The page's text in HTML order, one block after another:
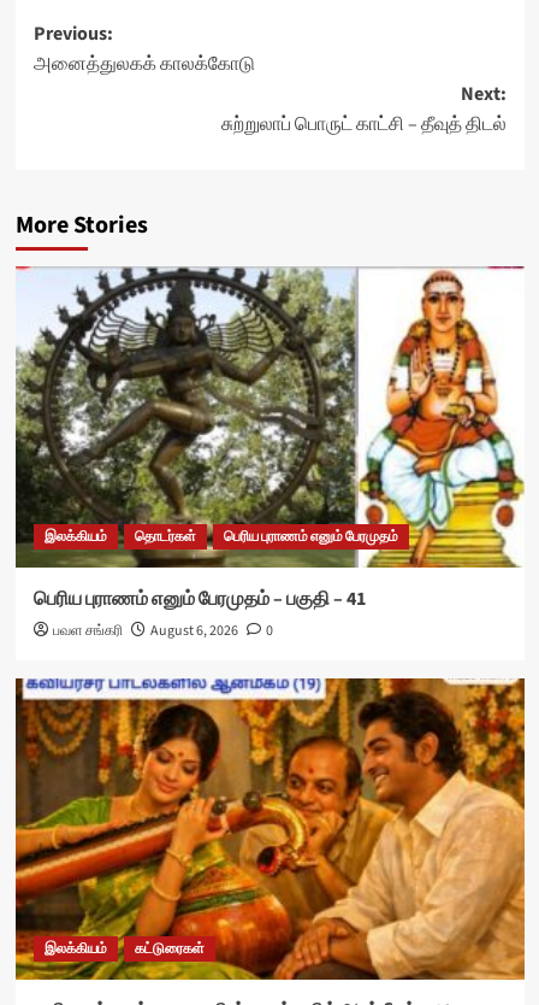
Post
navigation
Previous:
அனைத்துலகக் காலக்கோடு
Next:
சுற்றுலாப் பொருட் காட்சி – தீவுத் திடல்
More Stories
இலக்கியம் தொடர்கள் பெரிய புராணம் எனும் பேரமுதம்
பெரிய புராணம் எனும் பேரமுதம் – பகுதி – 41
பவள சங்கரி August 6, 2026 0
இலக்கியம் கட்டுரைகள்